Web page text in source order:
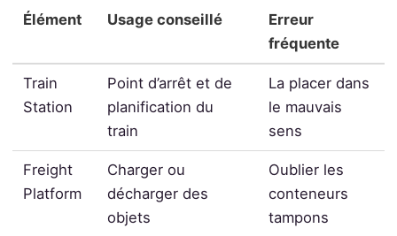
Élément Usage conseillé
Erreur
fréquente
Train
Station
Point d’arrêt et de
planification du
train
La placer dans
le mauvais
sens
Freight
Platform
Charger ou
décharger des
objets
Oublier les
conteneurs
tampons